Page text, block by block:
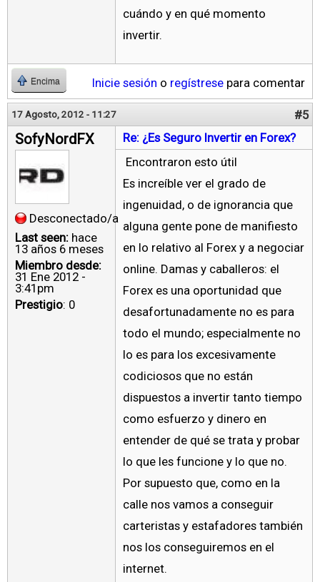
cuándo y en qué momento
invertir.
Encima Inicie sesión o regístrese para comentar
17 Agosto, 2012 - 11:27 #5
SofyNordFX
Desconectado/a
Last seen: hace
13 años 6 meses
Miembro desde:
31 Ene 2012 -
3:41pm
Prestigio: 0
Re: ¿Es Seguro Invertir en Forex?
Encontraron esto útil
Es increíble ver el grado de
ingenuidad, o de ignorancia que
alguna gente pone de manifiesto
en lo relativo al Forex y a negociar
online. Damas y caballeros: el
Forex es una oportunidad que
desafortunadamente no es para
todo el mundo; especialmente no
lo es para los excesivamente
codiciosos que no están
dispuestos a invertir tanto tiempo
como esfuerzo y dinero en
entender de qué se trata y probar
lo que les funcione y lo que no.
Por supuesto que, como en la
calle nos vamos a conseguir
carteristas y estafadores también
nos los conseguiremos en el
internet.